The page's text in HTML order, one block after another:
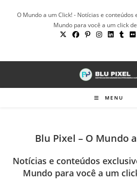
O Mundo a um Click! - Notícias e conteúdos
Mundo para você a um click
MENU
Blu Pixel – O Mundo
Notícias e conteúdos
Mundo para você a um